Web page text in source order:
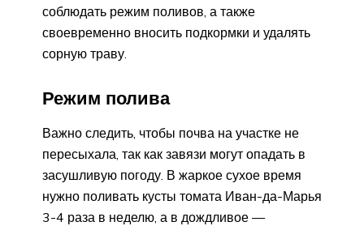
соблюдать режим поливов, а также
своевременно вносить подкормки и удалять
сорную траву.
Режим полива
Важно следить, чтобы почва на участке не
пересыхала, так как завязи могут опадать в
засушливую погоду. В жаркое сухое время
нужно поливать кусты томата Иван-да-Марья
3-4 раза в неделю, а в дождливое —